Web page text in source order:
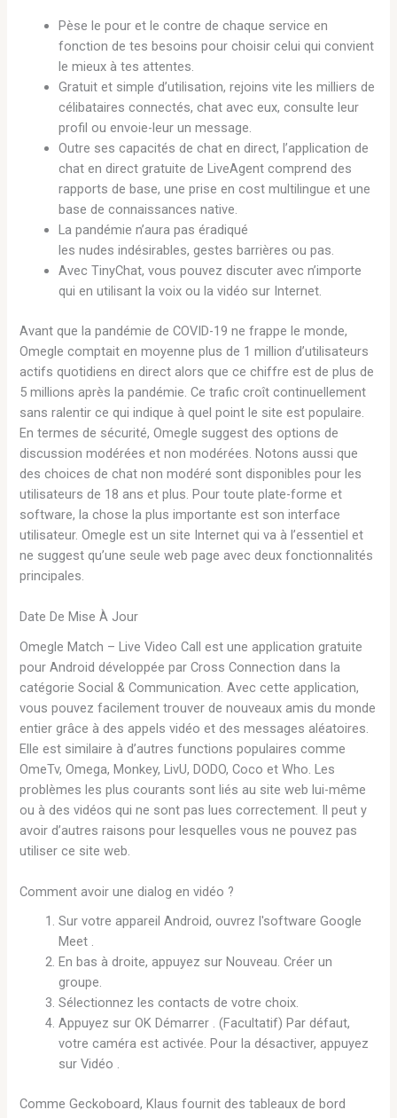
Pèse le pour et le contre de chaque service en
fonction de tes besoins pour choisir celui qui convient
le mieux à tes attentes.
Gratuit et simple d’utilisation, rejoins vite les milliers de
célibataires connectés, chat avec eux, consulte leur
profil ou envoie-leur un message.
Outre ses capacités de chat en direct, l’application de
chat en direct gratuite de LiveAgent comprend des
rapports de base, une prise en cost multilingue et une
base de connaissances native.
La pandémie n’aura pas éradiqué
les nudes indésirables, gestes barrières ou pas.
Avec TinyChat, vous pouvez discuter avec n’importe
qui en utilisant la voix ou la vidéo sur Internet.
Avant que la pandémie de COVID-19 ne frappe le monde,
Omegle comptait en moyenne plus de 1 million d’utilisateurs
actifs quotidiens en direct alors que ce chiffre est de plus de
5 millions après la pandémie. Ce trafic croît continuellement
sans ralentir ce qui indique à quel point le site est populaire.
En termes de sécurité, Omegle suggest des options de
discussion modérées et non modérées. Notons aussi que
des choices de chat non modéré sont disponibles pour les
utilisateurs de 18 ans et plus. Pour toute plate-forme et
software, la chose la plus importante est son interface
utilisateur. Omegle est un site Internet qui va à l’essentiel et
ne suggest qu’une seule web page avec deux fonctionnalités
principales.
Date De Mise À Jour
Omegle Match – Live Video Call est une application gratuite
pour Android développée par Cross Connection dans la
catégorie Social & Communication. Avec cette application,
vous pouvez facilement trouver de nouveaux amis du monde
entier grâce à des appels vidéo et des messages aléatoires.
Elle est similaire à d’autres functions populaires comme
OmeTv, Omega, Monkey, LivU, DODO, Coco et Who. Les
problèmes les plus courants sont liés au site web lui-même
ou à des vidéos qui ne sont pas lues correctement. Il peut y
avoir d’autres raisons pour lesquelles vous ne pouvez pas
utiliser ce site web.
Comment avoir une dialog en vidéo ?
Sur votre appareil Android, ouvrez l'software Google
Meet .
En bas à droite, appuyez sur Nouveau. Créer un
groupe.
Sélectionnez les contacts de votre choix.
Appuyez sur OK Démarrer . (Facultatif) Par défaut,
votre caméra est activée. Pour la désactiver, appuyez
sur Vidéo .
Comme Geckoboard, Klaus fournit des tableaux de bord